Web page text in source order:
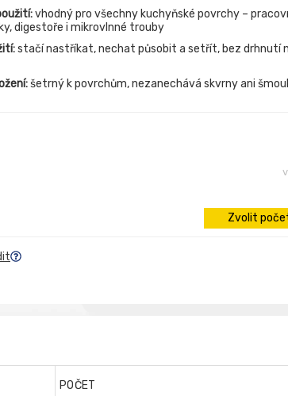
vhodný pro všechny kuchyňské povrchy –
digestoře i mikrovlnné trouby
stačí nastříkat, nechat působit a setřít, bez drhnutí
šetrný k povrchům, nezanechává skvrny ani
Zvolit
POČET